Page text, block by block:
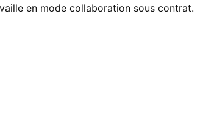
en mode collaboration sous contrat.